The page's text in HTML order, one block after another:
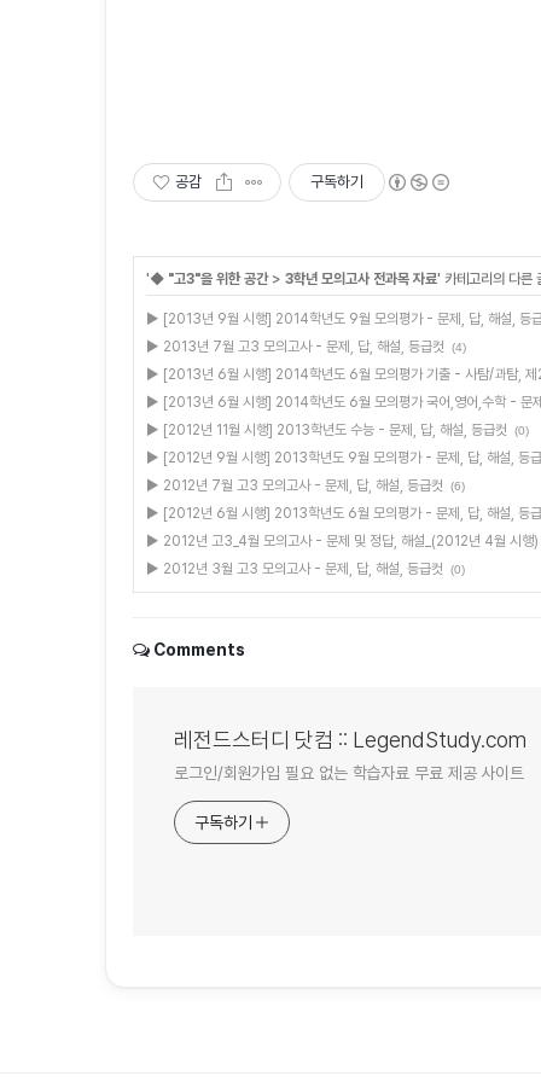
공감 구독하기
'◆ "고3"을 위한 공간 > 3학년 모의고사 전과목 자료' 카테고리의 다른
▶ [2013년 9월 시행] 2014학년도 9월 모의평가 - 문제, 답, 해설, 등
▶ 2013년 7월 고3 모의고사 - 문제, 답, 해설, 등급컷
(4)
▶ [2013년 6월 시행] 2014학년도 6월 모의평가 기출 - 사탐/과탐, 제
▶ [2013년 6월 시행] 2014학년도 6월 모의평가 국어,영어,수학 - 문
▶ [2012년 11월 시행] 2013학년도 수능 - 문제, 답, 해설, 등급컷
(0)
▶ [2012년 9월 시행] 2013학년도 9월 모의평가 - 문제, 답, 해설, 등
▶ 2012년 7월 고3 모의고사 - 문제, 답, 해설, 등급컷
(6)
▶ [2012년 6월 시행] 2013학년도 6월 모의평가 - 문제, 답, 해설, 등
▶ 2012년 고3_4월 모의고사 - 문제 및 정답, 해설_(2012년 4월 시행)
▶ 2012년 3월 고3 모의고사 - 문제, 답, 해설, 등급컷
(0)
Comments
레전드스터디 닷컴 :: LegendStudy.com
로그인/회원가입 필요 없는 학습자료 무료 제공 사이트
구독하기